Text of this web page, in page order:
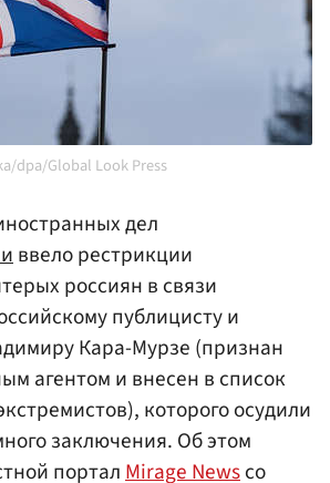
dpa/Global Look Press
дел
ввело рестрикции
россиян в связи
публицисту и
Кара-Мурзе (признан
агентом и внесен в список
которого осудили
заключения. Об этом
порталMirage Newsсо